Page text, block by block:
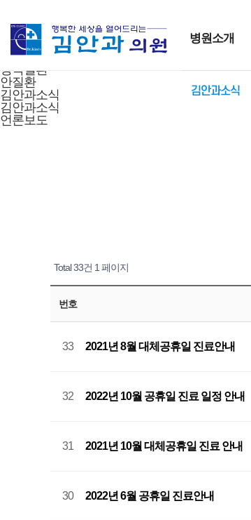
병원소개
김안과소식
병원소개
노안ㆍ백내장
시력교정수술
망막질환
안질환
김안과소식
김안과소식
언론보도
Total 33건 1 페이지
번호
33 2021년 8월 대체공휴일 진료안내
32 2022년 10월 공휴일 진료 일정 안내
31 2021년 10월 대체공휴일 진료 안내
30 2022년 6월 공휴일 진료안내